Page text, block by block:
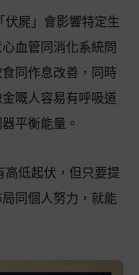
伏屍」會影響特定生
血管同消化系統問
同作息改善，同時
嘅人容易有呼吸道
平衡能量。
低起伏，但只要提
同個人努力，就能